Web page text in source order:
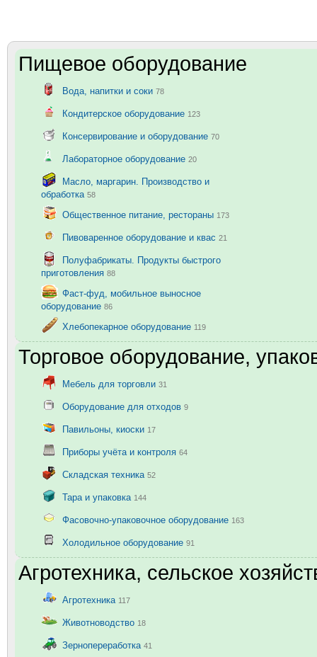
Пищевое оборудование
Вода, напитки и соки 78
Кондитерское оборудование 123
Консервирование и оборудование 70
Лабораторное оборудование 20
Масло, маргарин. Производство и
обработка 58
Общественное питание, рестораны 173
Пивоваренное оборудование и квас 21
Полуфабрикаты. Продукты быстрого
приготовления 88
Фаст-фуд, мобильное выносное
оборудование 86
Хлебопекарное оборудование 119
Торговое оборудование,
Мебель для торговли 31
Оборудование для отходов 9
Павильоны, киоски 17
Приборы учёта и контроля 64
Складская техника 52
Тара и упаковка 144
Фасовочно-упаковочное оборудование 163
Холодильное оборудование 91
Агротехника, сельское
Агротехника 117
Животноводство 18
Зернопереработка 41